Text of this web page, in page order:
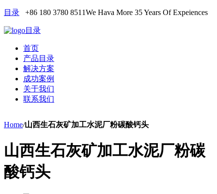
目录 +86 180 3780 8511We Hava More 35 Years Of Expeiences
目录
首页
产品目录
解决方案
成功案例
关于我们
联系我们
Home/山西生石灰矿加工水泥厂粉碳酸钙头
山西生石灰矿加工水泥厂粉碳
酸钙头